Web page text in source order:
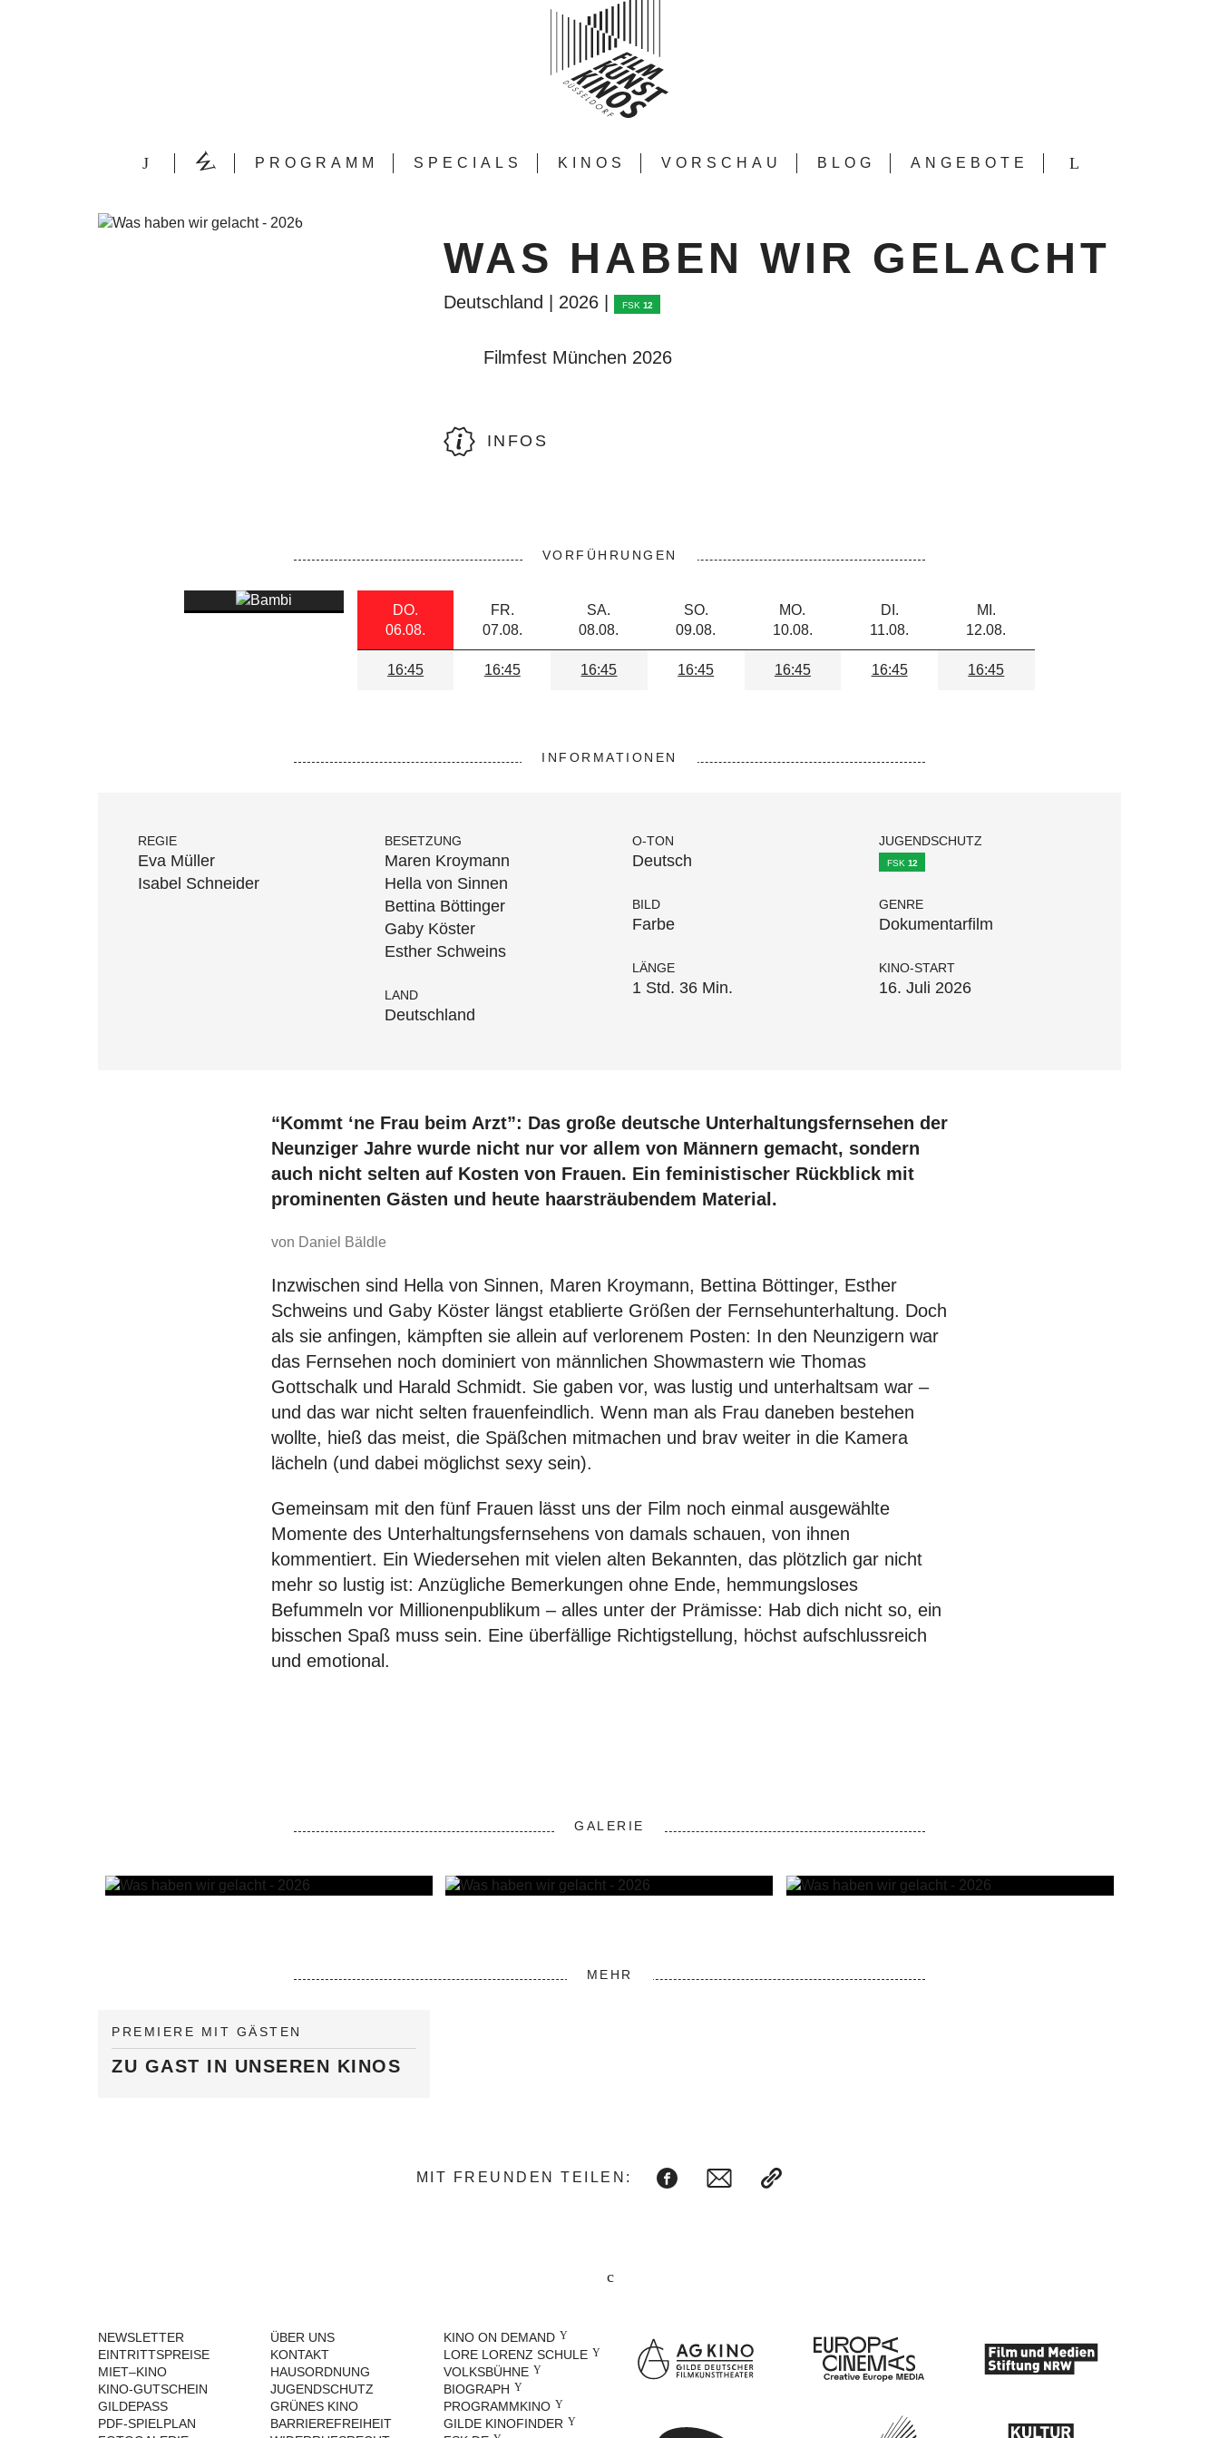
PROGRAMM SPECIALS KINOS VORSCHAU BLOG ANGEBOTE
WAS HABEN WIR GELACHT
Deutschland | 2026 | FSK 12
Filmfest München 2026
INFOS
VORFÜHRUNGEN
DO.
06.08.
FR.
07.08.
SA.
08.08.
SO.
09.08.
MO.
10.08.
DI.
11.08.
MI.
12.08.
16:45 16:45 16:45 16:45 16:45 16:45 16:45
INFORMATIONEN
REGIE
Eva Müller
Isabel Schneider
BESETZUNG
Maren Kroymann
Hella von Sinnen
Bettina Böttinger
Gaby Köster
Esther Schweins
LAND
Deutschland
O-TON
Deutsch
BILD
Farbe
LÄNGE
1 Std. 36 Min.
JUGENDSCHUTZ
FSK 12
GENRE
Dokumentarfilm
KINO-START
16. Juli 2026
“Kommt ‘ne Frau beim Arzt”: Das große deutsche Unterhaltungsfernsehen der
Neunziger Jahre wurde nicht nur vor allem von Männern gemacht, sondern
auch nicht selten auf Kosten von Frauen. Ein feministischer Rückblick mit
prominenten Gästen und heute haarsträubendem Material.
von Daniel Bäldle
Inzwischen sind Hella von Sinnen, Maren Kroymann, Bettina Böttinger, Esther
Schweins und Gaby Köster längst etablierte Größen der Fernsehunterhaltung. Doch
als sie anfingen, kämpften sie allein auf verlorenem Posten: In den Neunzigern war
das Fernsehen noch dominiert von männlichen Showmastern wie Thomas
Gottschalk und Harald Schmidt. Sie gaben vor, was lustig und unterhaltsam war –
und das war nicht selten frauenfeindlich. Wenn man als Frau daneben bestehen
wollte, hieß das meist, die Späßchen mitmachen und brav weiter in die Kamera
lächeln (und dabei möglichst sexy sein).
Gemeinsam mit den fünf Frauen lässt uns der Film noch einmal ausgewählte
Momente des Unterhaltungsfernsehens von damals schauen, von ihnen
kommentiert. Ein Wiedersehen mit vielen alten Bekannten, das plötzlich gar nicht
mehr so lustig ist: Anzügliche Bemerkungen ohne Ende, hemmungsloses
Befummeln vor Millionenpublikum – alles unter der Prämisse: Hab dich nicht so, ein
bisschen Spaß muss sein. Eine überfällige Richtigstellung, höchst aufschlussreich
und emotional.
GALERIE
MEHR
PREMIERE MIT GÄSTEN
ZU GAST IN UNSEREN KINOS
MIT FREUNDEN TEILEN:
NEWSLETTER
EINTRITTSPREISE
MIET–KINO
KINO-GUTSCHEIN
GILDEPASS
PDF-SPIELPLAN
ÜBER UNS
KONTAKT
HAUSORDNUNG
JUGENDSCHUTZ
GRÜNES KINO
BARRIEREFREIHEIT
KINO ON DEMAND
LORE LORENZ SCHULE
VOLKSBÜHNE
BIOGRAPH
PROGRAMMKINO
GILDE KINOFINDER